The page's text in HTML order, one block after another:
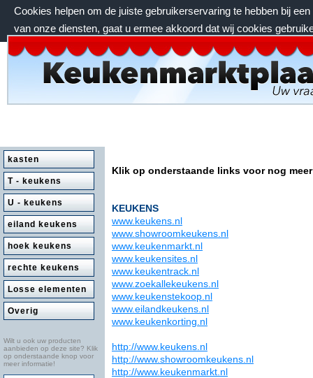
Cookies helpen om de juiste gebruikerservaring te hebben bij
van onze diensten, gaat u ermee akkoord dat wij cookies
zondag 9 augustus 2026, 13:29 uur
kasten
T - keukens
U - keukens
eiland keukens
hoek keukens
rechte keukens
Losse elementen
Overig
Wilt u ook uw producten
aanbieden op deze site? Klik
op onderstaande knop voor
meer informatie!
Klik op onderstaande links voor nog
KEUKENS
www.keukens.nl
www.showroomkeukens.nl
www.keukenmarkt.nl
www.keukensites.nl
www.keukentrack.nl
www.zoekallekeukens.nl
www.keukenstekoop.nl
www.eilandkeukens.nl
www.keukenkorting.nl
http://www.keukens.nl
http://www.showroomkeukens.nl
http://www.keukenmarkt.nl